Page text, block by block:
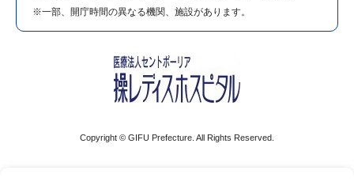
※一部、開庁時間の異なる機関、施設があります。
Copyright © GIFU Prefecture. All Rights Reserved.